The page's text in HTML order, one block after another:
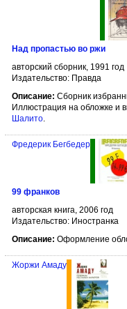
Над пропастью во ржи
авторский сборник, 1991 год
Издательство: Правда
Описание: Сборник
Иллюстрация на обложке и
Шалито.
Фредерик Бегбедер
99 франков
авторская книга, 2006 год
Издательство: Иностранка
Описание: Оформление
Жоржи Амаду